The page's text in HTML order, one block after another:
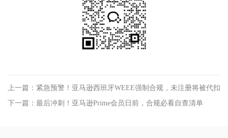
上一篇：紧急预警！亚马逊西班牙WEEE强制合规，未注册将被代扣
下一篇：最后冲刺！亚马逊Prime会员日前，合规必看自查清单